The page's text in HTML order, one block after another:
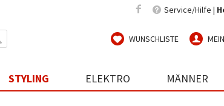
Service/Hilfe |
WUNSCHLISTE
STYLING ELEKTRO MÄNNER